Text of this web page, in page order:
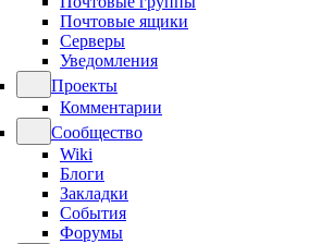
Почтовые ящики
Серверы
Уведомления
Проекты
Комментарии
Сообщество
Wiki
Блоги
Закладки
События
Форумы